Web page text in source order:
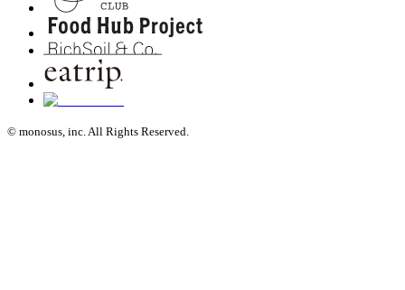
© monosus, inc. All Rights Reserved.